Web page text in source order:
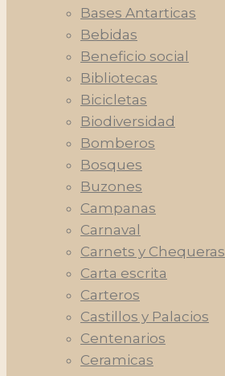
Bases Antarticas
Bebidas
Beneficio social
Bibliotecas
Bicicletas
Biodiversidad
Bomberos
Bosques
Buzones
Campanas
Carnaval
Carnets y Chequeras
Carta escrita
Carteros
Castillos y Palacios
Centenarios
Ceramicas